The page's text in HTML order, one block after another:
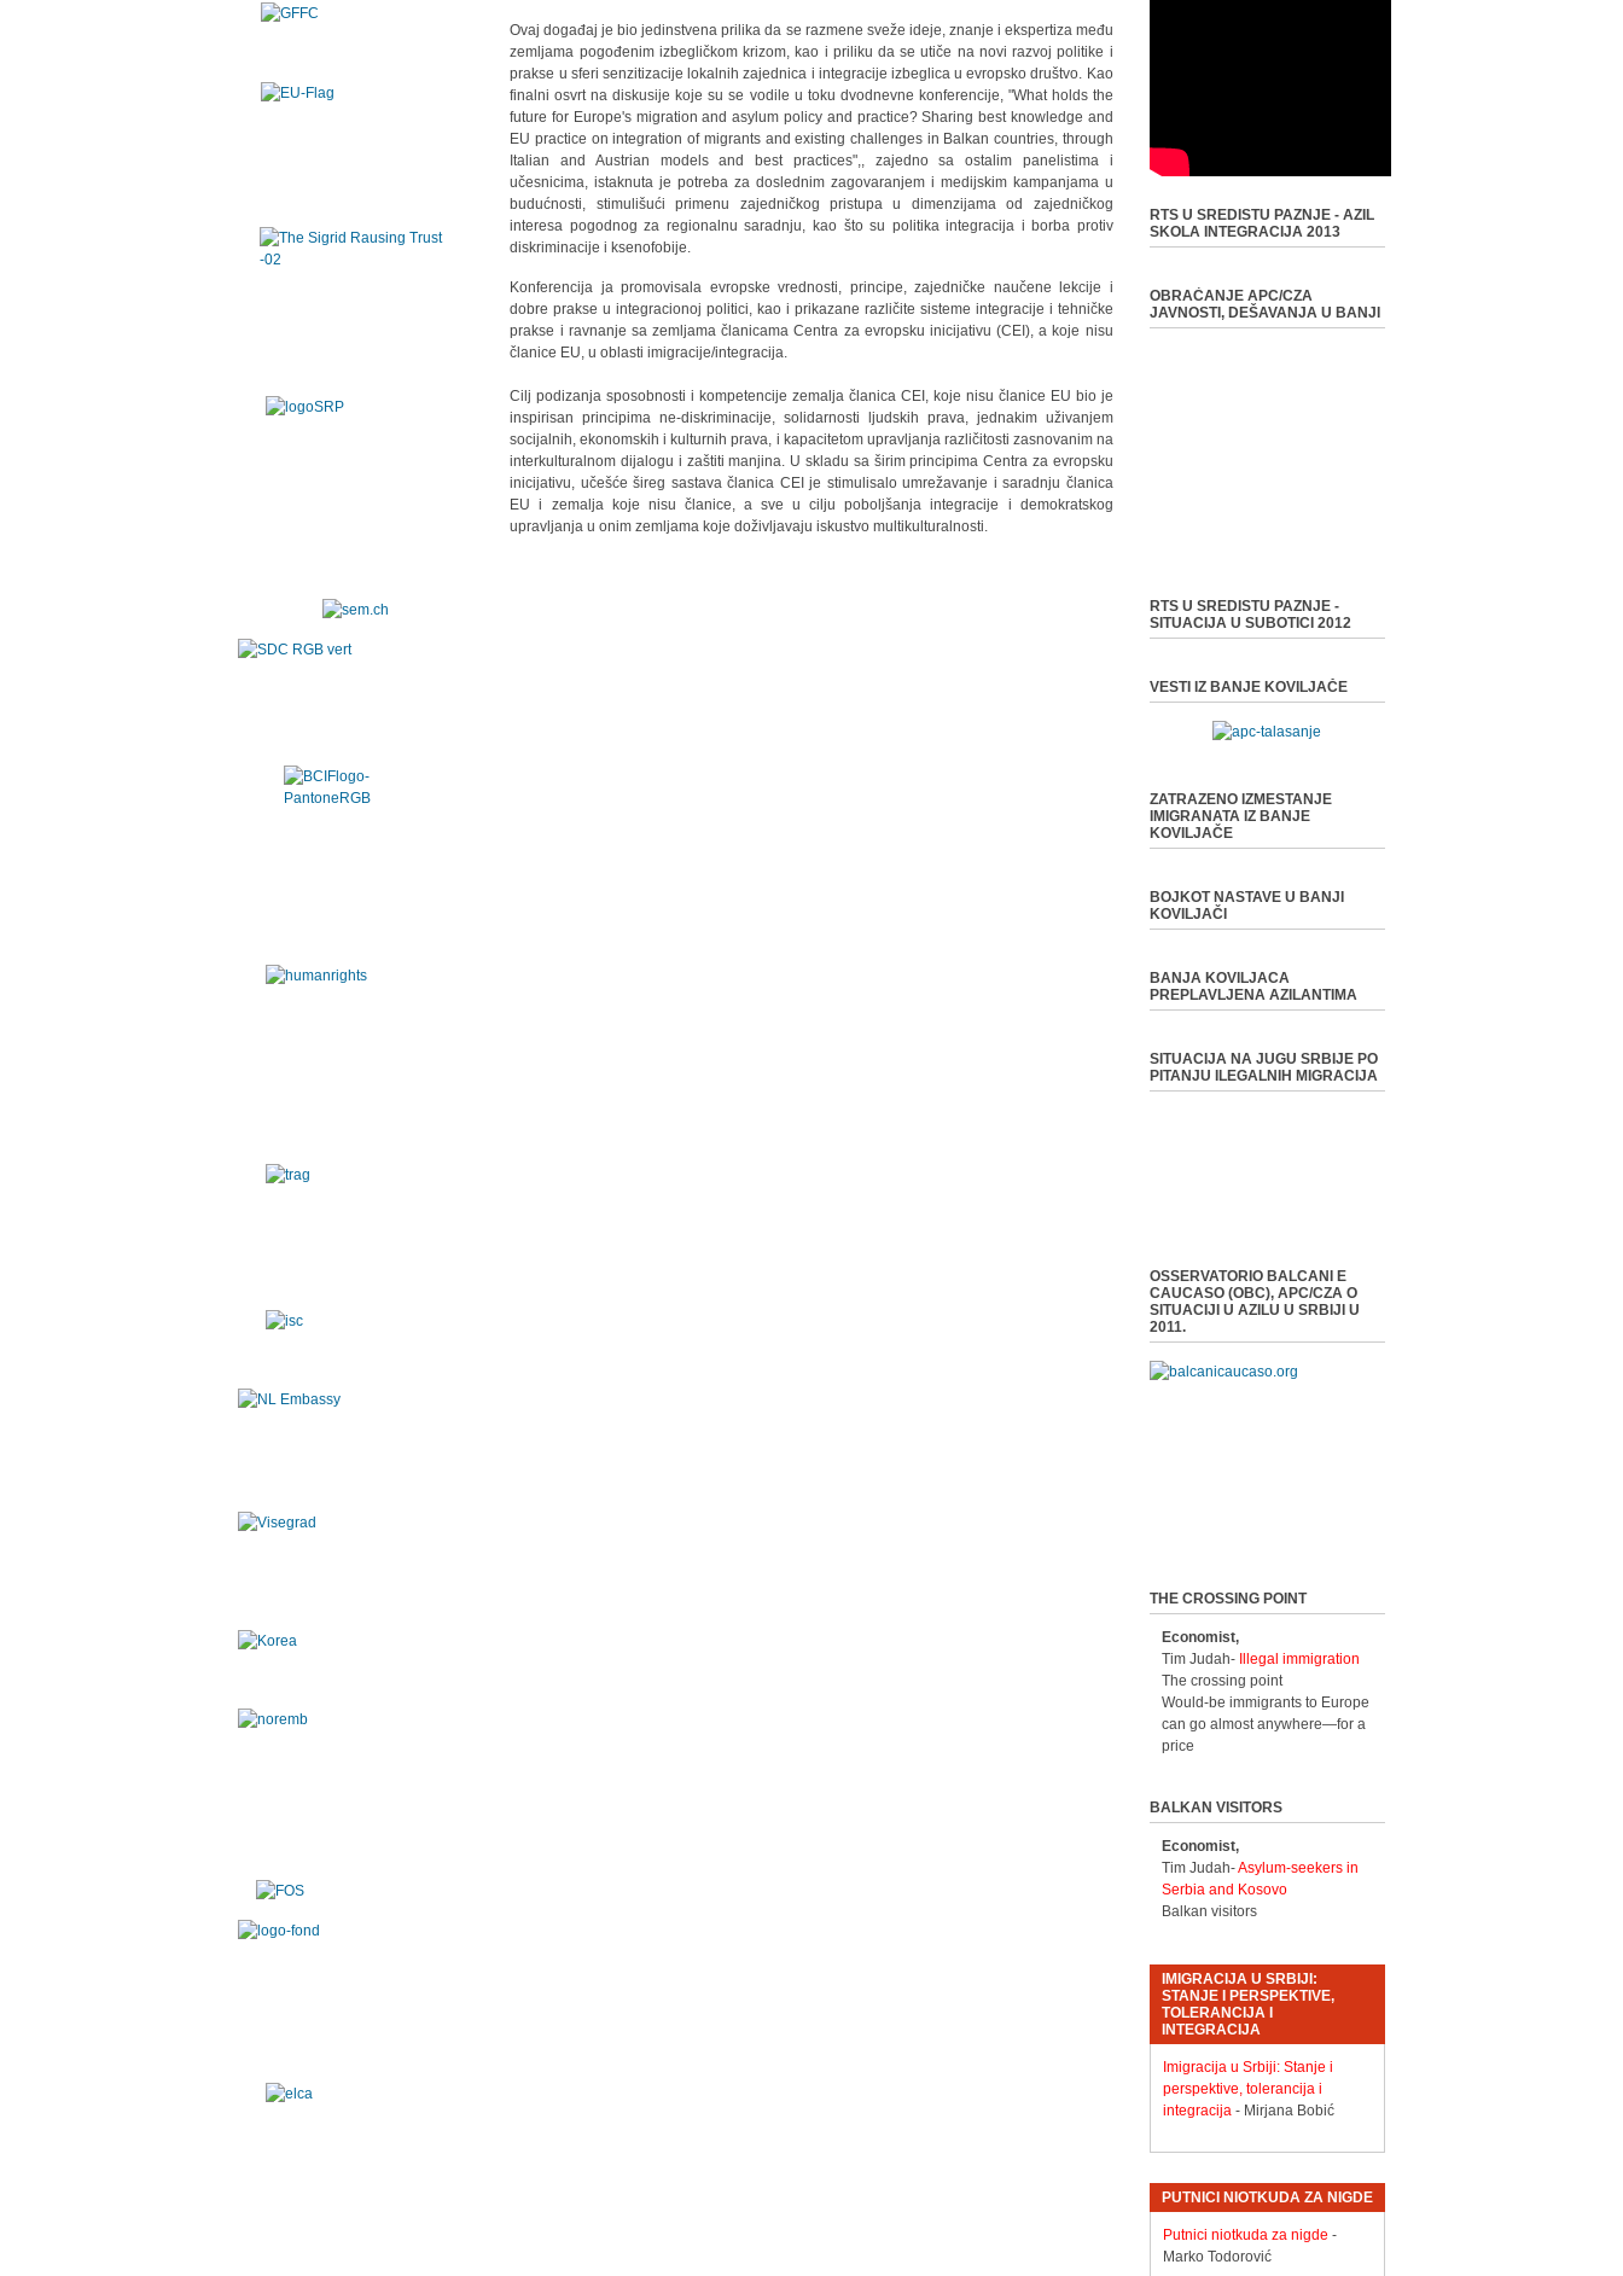
Ovaj događaj je bio jedinstvena prilika da se razmene sveže ideje, znanje i ekspertiza među
zemljama pogođenim izbegličkom krizom, kao i priliku da se utiče na novi razvoj politike i
prakse u sferi senzitizacije lokalnih zajednica i integracije izbeglica u evropsko društvo. Kao
finalni osvrt na diskusije koje su se vodile u toku dvodnevne konferencije, "What holds the
future for Europe's migration and asylum policy and practice? Sharing best knowledge and
EU practice on integration of migrants and existing challenges in Balkan countries, through
Italian and Austrian models and best practices",, zajedno sa ostalim panelistima i
učesnicima, istaknuta je potreba za doslednim zagovaranjem i medijskim kampanjama u
budućnosti, stimulišući primenu zajedničkog pristupa u dimenzijama od zajedničkog
interesa pogodnog za regionalnu saradnju, kao što su politika integracija i borba protiv
diskriminacije i ksenofobije.
Konferencija ja promovisala evropske vrednosti, principe, zajedničke naučene lekcije i
dobre prakse u integracionoj politici, kao i prikazane različite sisteme integracije i tehničke
prakse i ravnanje sa zemljama članicama Centra za evropsku inicijativu (CEI), a koje nisu
članice EU, u oblasti imigracije/integracija.
Cilj podizanja sposobnosti i kompetencije zemalja članica CEI, koje nisu članice EU bio je
inspirisan principima ne-diskriminacije, solidarnosti ljudskih prava, jednakim uživanjem
socijalnih, ekonomskih i kulturnih prava, i kapacitetom upravljanja različitosti zasnovanim na
interkulturalnom dijalogu i zaštiti manjina. U skladu sa širim principima Centra za evropsku
inicijativu, učešće šireg sastava članica CEI je stimulisalo umrežavanje i saradnju članica
EU i zemalja koje nisu članice, a sve u cilju poboljšanja integracije i demokratskog
upravljanja u onim zemljama koje doživljavaju iskustvo multikulturalnosti.
RTS U SREDISTU PAZNJE - AZIL
SKOLA INTEGRACIJA 2013
OBRAĆANJE APC/CZA
JAVNOSTI, DEŠAVANJA U BANJI
RTS U SREDISTU PAZNJE -
SITUACIJA U SUBOTICI 2012
VESTI IZ BANJE KOVILJAČE
ZATRAZENO IZMESTANJE
IMIGRANATA IZ BANJE
KOVILJAČE
BOJKOT NASTAVE U BANJI
KOVILJAČI
BANJA KOVILJACA
PREPLAVLJENA AZILANTIMA
SITUACIJA NA JUGU SRBIJE PO
PITANJU ILEGALNIH MIGRACIJA
OSSERVATORIO BALCANI E
CAUCASO (OBC), APC/CZA O
SITUACIJI U AZILU U SRBIJI U
2011.
THE CROSSING POINT
Economist,
Tim Judah-
Illegal immigration
The crossing point
Would-be immigrants to Europe
can go almost anywhere—for a
price
BALKAN VISITORS
Economist,
Tim Judah-Asylum-seekers in
Serbia and Kosovo
Balkan visitors
IMIGRACIJA U SRBIJI:
STANJE I PERSPEKTIVE,
TOLERANCIJA I
INTEGRACIJA
Imigracija u Srbiji: Stanje i
perspektive, tolerancija i
integracija- Mirjana Bobić
PUTNICI NIOTKUDA ZA NIGDE
Putnici niotkuda za nigde -
Marko Todorović